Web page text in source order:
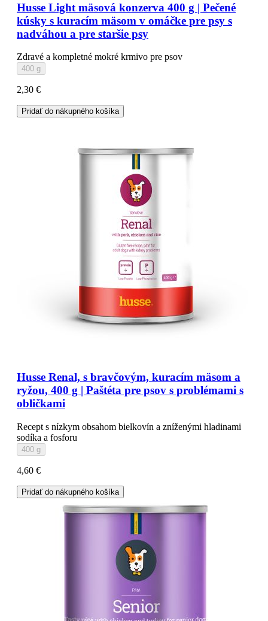
Husse Light mäsová konzerva 400 g | Pečené
kúsky s kuracím mäsom v omáčke pre psy s
nadváhou a pre staršie psy
Zdravé a kompletné mokré krmivo pre psov
400 g
2,30 €
Pridať do nákupného košíka
Husse Renal, s bravčovým, kuracím mäsom a
ryžou, 400 g | Paštéta pre psov s problémami s
obličkami
Recept s nízkym obsahom bielkovín a zníženými hladinami
sodíka a fosforu
400 g
4,60 €
Pridať do nákupného košíka